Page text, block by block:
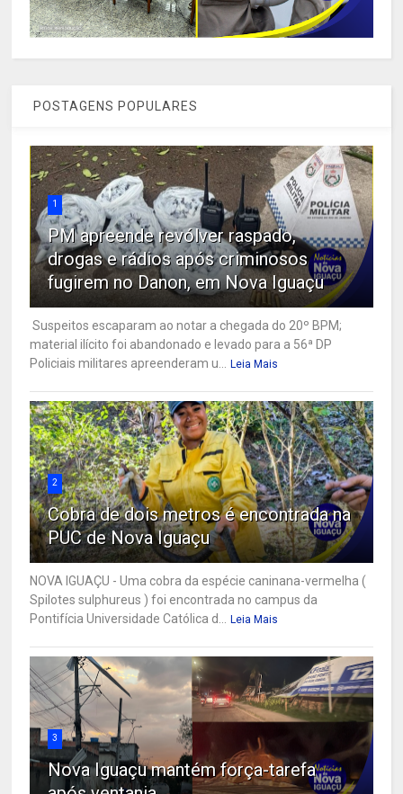
POSTAGENS POPULARES
1
PM apreende revólver raspado,
drogas e rádios após criminosos
fugirem no Danon, em Nova Iguaçu
Suspeitos escaparam ao notar a chegada do 20º BPM;
material ilícito foi abandonado e levado para a 56ª DP
Policiais militares apreenderam u...
Leia Mais
2
Cobra de dois metros é encontrada na
PUC de Nova Iguaçu
NOVA IGUAÇU - Uma cobra da espécie caninana-vermelha (
Spilotes sulphureus ) foi encontrada no campus da
Pontifícia Universidade Católica d...
Leia Mais
3
Nova Iguaçu mantém força-tarefa